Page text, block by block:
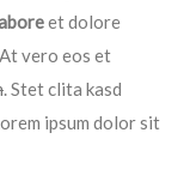
et dolore
vero eos et
. Stet clita kasd
ipsum dolor sit